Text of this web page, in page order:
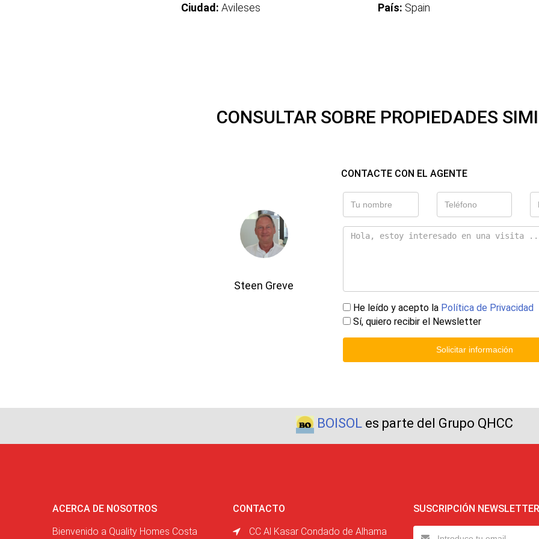
Ciudad: Avileses
País: Spain
CONSULTAR SOBRE PROPIEDADES
CONTACTE CON EL AGENTE
Steen Greve
He leído y acepto la Política de Privacidad
Sí, quiero recibir el Newsletter
Solicitar información
BOISOLes parte del Grupo QHCC
ACERCA DE NOSOTROS
Bienvenido a Quality Homes Costa
CONTACTO
CC Al Kasar Condado de Alhama
SUSCRIPCIÓN NEWSLETTER